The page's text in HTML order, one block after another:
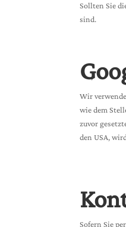
Sollten Sie
sind.
Wir
wie dem
zuvor
den USA,
Sofern Sie